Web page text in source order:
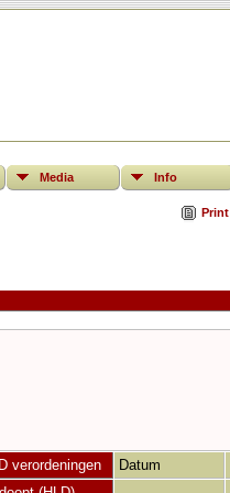
Media Info
Print
verordeningen Datum